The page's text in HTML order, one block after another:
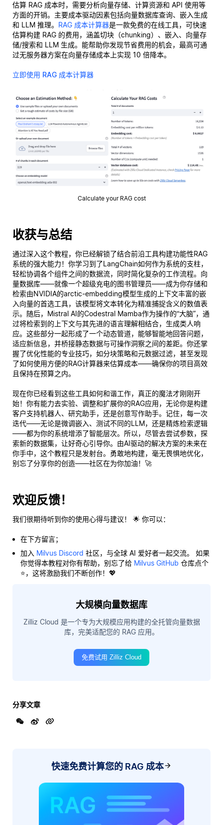
估算 RAG 成本时，需要分析向量存储、计算资源和 API 使用等
方面的开销。主要成本驱动因素包括向量数据库查询、嵌入生成
和 LLM 推理。 RAG 成本计算器是一款免费的在线工具，可快速
估算构建 RAG 的费用，涵盖切块（chunking）、嵌入、向量存
储/搜索和 LLM 生成。能帮助你发现节省费用的机会，最高可通
过无服务器方案在向量存储成本上实现 10 倍降本。
立即使用 RAG 成本计算器
Calculate your RAG cost
收获与总结
通过深入这个教程，你已经解锁了结合前沿工具构建功能性RAG
系统的强大能力！你学习到了LangChain如何作为系统的支柱，
轻松协调各个组件之间的数据流，同时简化复杂的工作流程。向
量数据库——就像一个超级充电的图书管理员——成为你存储和
检索由NVIDIA的arctic-embedding模型生成的上下文丰富的嵌
入向量的首选工具，该模型将文本转化为精准捕捉含义的数值表
示。随后，Mistral AI的Codestral Mamba作为操作的“大脑”，通
过将检索到的上下文与其先进的语言理解相结合，生成类人响
应。这些部分一起形成了一个动态管道，能够智能地回答问题，
适应新信息，并桥接静态数据与可操作洞察之间的差距。你还掌
握了优化性能的专业技巧，如分块策略和元数据过滤，甚至发现
了如何使用方便的RAG计算器来估算成本——确保你的项目高效
且保持在预算之内。
现在你已经看到这些工具如何和谐工作，真正的魔法才刚刚开
始！你有能力去实验、调整和扩展你的RAG应用，无论你是构建
客户支持机器人、研究助手，还是创意写作助手。记住，每一次
迭代——无论是微调嵌入、测试不同的LLM，还是精炼检索逻辑
——都为你的系统增添了智能层次。所以，尽管去尝试参数，探
索新的数据集，让好奇心引导你。由AI驱动的解决方案的未来在
你手中，这个教程只是发射台。勇敢地构建，毫无畏惧地优化，
别忘了分享你的创造——社区在为你加油！🚀
欢迎反馈！
我们很期待听到你的使用心得与建议！ 🌟 你可以：
在下方留言；
加入 Milvus Discord 社区，与全球 AI 爱好者一起交流。 如果
你觉得本教程对你有帮助，别忘了给 Milvus GitHub 仓库点个
⭐，这将激励我们不断创作！💖
大规模向量数据库
Zilliz Cloud 是一个专为大规模应用构建的全托管向量数据
库，完美适配您的 RAG 应用。
免费试用 Zilliz Cloud
分享文章
快速免费计算您的 RAG 成本